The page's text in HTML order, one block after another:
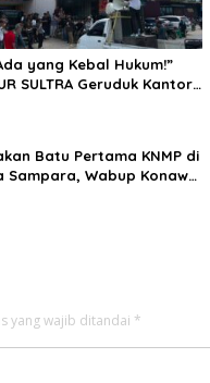
yang Kebal Hukum!”
SULTRA Geruduk Kantor
Batu Pertama KNMP di
Sampara, Wabup Konawe
yang wajib ditandai *